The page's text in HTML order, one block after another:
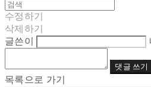
수정하기
삭제하기
글쓴이
댓글 쓰기
목록으로 가기